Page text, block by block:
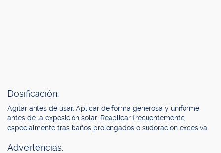
Dosificación.
Agitar antes de usar. Aplicar de forma generosa y uniforme
antes de la exposición solar. Reaplicar frecuentemente,
especialmente tras baños prolongados o sudoración excesiva.
Advertencias.